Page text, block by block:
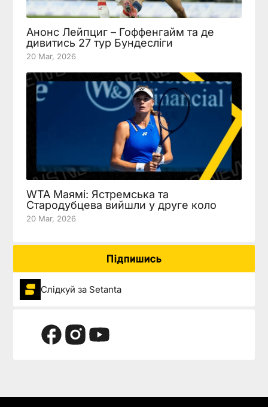
Анонс Лейпциг – Гоффенгайм та де
дивитись 27 тур Бундесліги
20 Mar, 2026
WTA Маямі: Ястремська та
Стародубцева вийшли у друге коло
20 Mar, 2026
Підпишись
Слідкуй за Setanta